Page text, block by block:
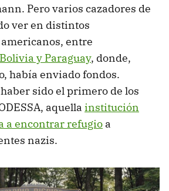
Pero varios cazadores de
ver en distintos
entre
y Paraguay, donde,
había enviado fondos.
sido el primero de los
aquella institución
a encontrar refugio a
nazis.